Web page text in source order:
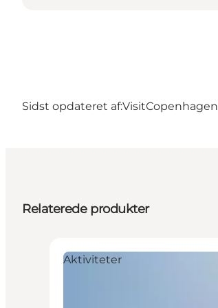
Sidst opdateret af:VisitCopenhagen
Relaterede produkter
Aktiviteter